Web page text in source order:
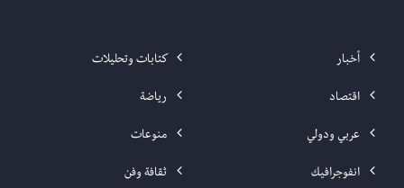
أخبار كتابات وتحليلات
اقتصاد رياضة
عربي ودولي منوعات
انفوجرافيك ثقافة وفن